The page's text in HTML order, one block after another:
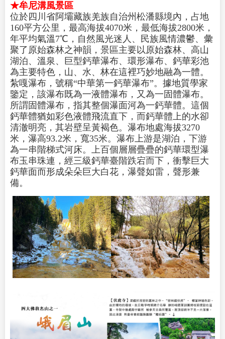
★牟尼溝風景區
位於四川省阿壩藏族羌族自治州松潘縣境內，占地
160平方公里，最高海拔4070米，最低海拔2800米，
年平均氣溫7℃，自然風光迷人、民族風情濃鬱、彙
聚了原始森林之神韻，景區主要以原始森林、高山
湖泊、溫泉、巨型鈣華瀑布、環形瀑布、鈣華彩池
為主要特色，山、水、林在這裡巧妙地融為一體。
紮嘎瀑布，號稱“中華第一鈣華瀑布”。據地質學家
鑒定，該瀑布既為一液體瀑布，又為一固體瀑布。
所謂固體瀑布，指其整個瀑面河為一鈣華體。這個
鈣華體猶如彩色液體飛流直下，而鈣華體上的水卻
清澈明亮，其岩壁呈黃褐色。瀑布地處海拔3270
米，瀑高93.2米，寬35米。瀑布上游是湖泊，下游
為一串階梯式河床。上百個層層疊疊的鈣華環型瀑
布玉串珠連，經三級鈣華臺階跌宕而下，衝擊巨大
鈣華面而形成朵朵巨大白花，瀑聲如雷，聲形兼
備。